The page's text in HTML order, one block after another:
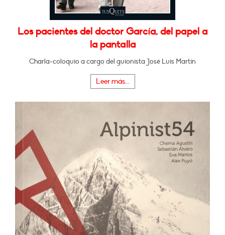
Los pacientes del doctor García, del papel a
la pantalla
Charla-coloquio a cargo del guionista José Luis Martín
Leer más...